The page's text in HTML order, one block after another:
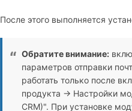
После этого выполняется
Обратите внимание:
параметров отправки
работать только после
продукта → Настройки
СRM)". При установке